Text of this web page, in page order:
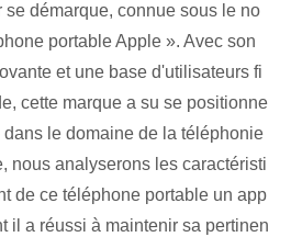
démarque, connue sous le no
portable Apple ». Avec son
et ⁤une base ⁤d'utilisateurs fi
cette marque ⁤a su se positionne
dans le domaine de la téléphonie
nous analyserons les caractéristi
de ce téléphone portable un app
il a réussi à maintenir sa pertinen